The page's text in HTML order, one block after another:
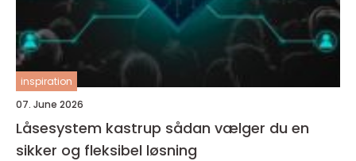
inspiration
07. June 2026
Låsesystem kastrup sådan vælger du en
sikker og fleksibel løsning